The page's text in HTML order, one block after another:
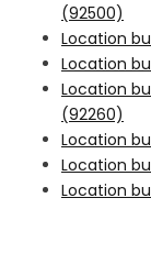
(92500)
Location
Location
Location
(92260)
Location
Location
Location